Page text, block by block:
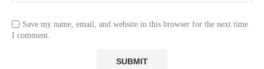
Save my name, email, and website in this browser for the next time
I comment.